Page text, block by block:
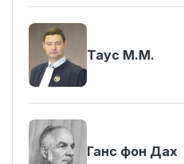
Таус М.М.
Ганс фон Дах